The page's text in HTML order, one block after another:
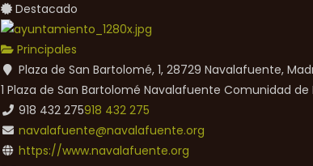
Destacado
Principales
Plaza de San Bartolomé, 1, 28729 Navalafuente,
1 Plaza de San Bartolomé Navalafuente Comunidad de
918 432 275918 432 275
navalafuente@navalafuente.org
https://www.navalafuente.org